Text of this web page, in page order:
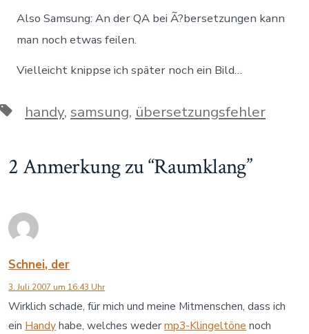
Also Samsung: An der QA bei Ã?bersetzungen kann
man noch etwas feilen.
Vielleicht knippse ich später noch ein Bild…
Schlagwörter
handy, samsung, übersetzungsfehler
2 Anmerkung zu “Raumklang”
Schnei, der
3. Juli 2007 um 16:43 Uhr
Wirklich schade, für mich und meine Mitmenschen, dass ich
ein Handyhabe, welches wedermp3-Klingeltöne noch